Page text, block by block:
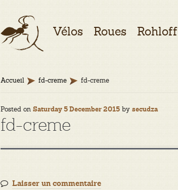
Aller
Aller
au
Vélos Roues Rohloff
Accueil fd-creme fd-creme
Posted onSaturday 5 December 2015 bysecudza
fd-creme
Laisser un commentaire